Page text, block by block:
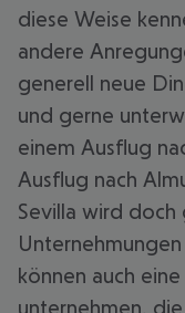
diese Weise
andere
generell neue
und gerne
einem Ausflug
Ausflug nach
Sevilla wird doch
können auch
unternehmen,